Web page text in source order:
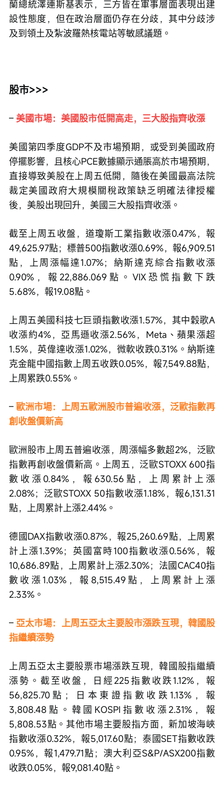
蘭總統澤連斯基表示，三方皆在軍事層面表現出建
設性態度，但在政治層面仍存在分歧，其中分歧涉
及到領土及紮波羅熱核電站等敏感議題。
股市>>>
– 美國市場：美國股市低開高走，三大股指齊收漲
美國第四季度GDP不及市場預期，或受到美國政府
停擺影響，且核心PCE數據顯示通脹高於市場預期，
直接導致美股在上周五低開，隨後在美國最高法院
裁定美國政府大規模關稅政策缺乏明確法律授權
後，美股出現回升，美國三大股指齊收漲。
截至上周五收盤，道瓊斯工業指數收漲0.47%，報
49,625.97點；標普500指數收漲0.69%，報6,909.51
點，上周漲幅達1.07%；納斯達克綜合指數收漲
0.90%，報22,886.069點。VIX恐慌指數下跌
5.68%，報19.08點。
上周五美國科技七巨頭指數收漲1.57%，其中穀歌A
收漲約4%，亞馬遜收漲2.56%，Meta、蘋果漲超
1.5%，英偉達收漲1.02%，微軟收跌0.31%。納斯達
克金龍中國指數上周五收跌0.05%，報7,549.88點，
上周累跌0.55%。
– 歐洲市場：上周五歐洲股市普遍收漲，泛歐指數再
創收盤價新高
歐洲股市上周五普遍收漲，周漲幅多數超2%，泛歐
指數再創收盤價新高。上周五，泛歐STOXX 600指
數收漲0.84%，報630.56點，上周累計上漲
2.08%；泛歐STOXX 50指數收漲1.18%，報6,131.31
點，上周累計上漲2.44%。
德國DAX指數收漲0.87%，報25,260.69點，上周累
計上漲1.39%；英國富時100指數收漲0.56%，報
10,686.89點，上周累計上漲2.30%；法國CAC40指
數收漲1.03%，報8,515.49點，上周累計上漲
2.33%。
– 亞太市場：上周五亞太主要股市漲跌互現，韓國股
指繼續漲勢
上周五亞太主要股票市場漲跌互現，韓國股指繼續
漲勢。截至收盤，日經225指數收跌1.12%，報
56,825.70點；日本東證指數收跌1.13%，報
3,808.48點。韓國KOSPI指數收漲2.31%，報
5,808.53點。其他市場主要股指方面，新加坡海峽
指數收漲0.32%，報5,017.60點；泰國SET指數收跌
0.95%，報1,479.71點；澳大利亞S&P/ASX200指數
收跌0.05%，報9,081.40點。